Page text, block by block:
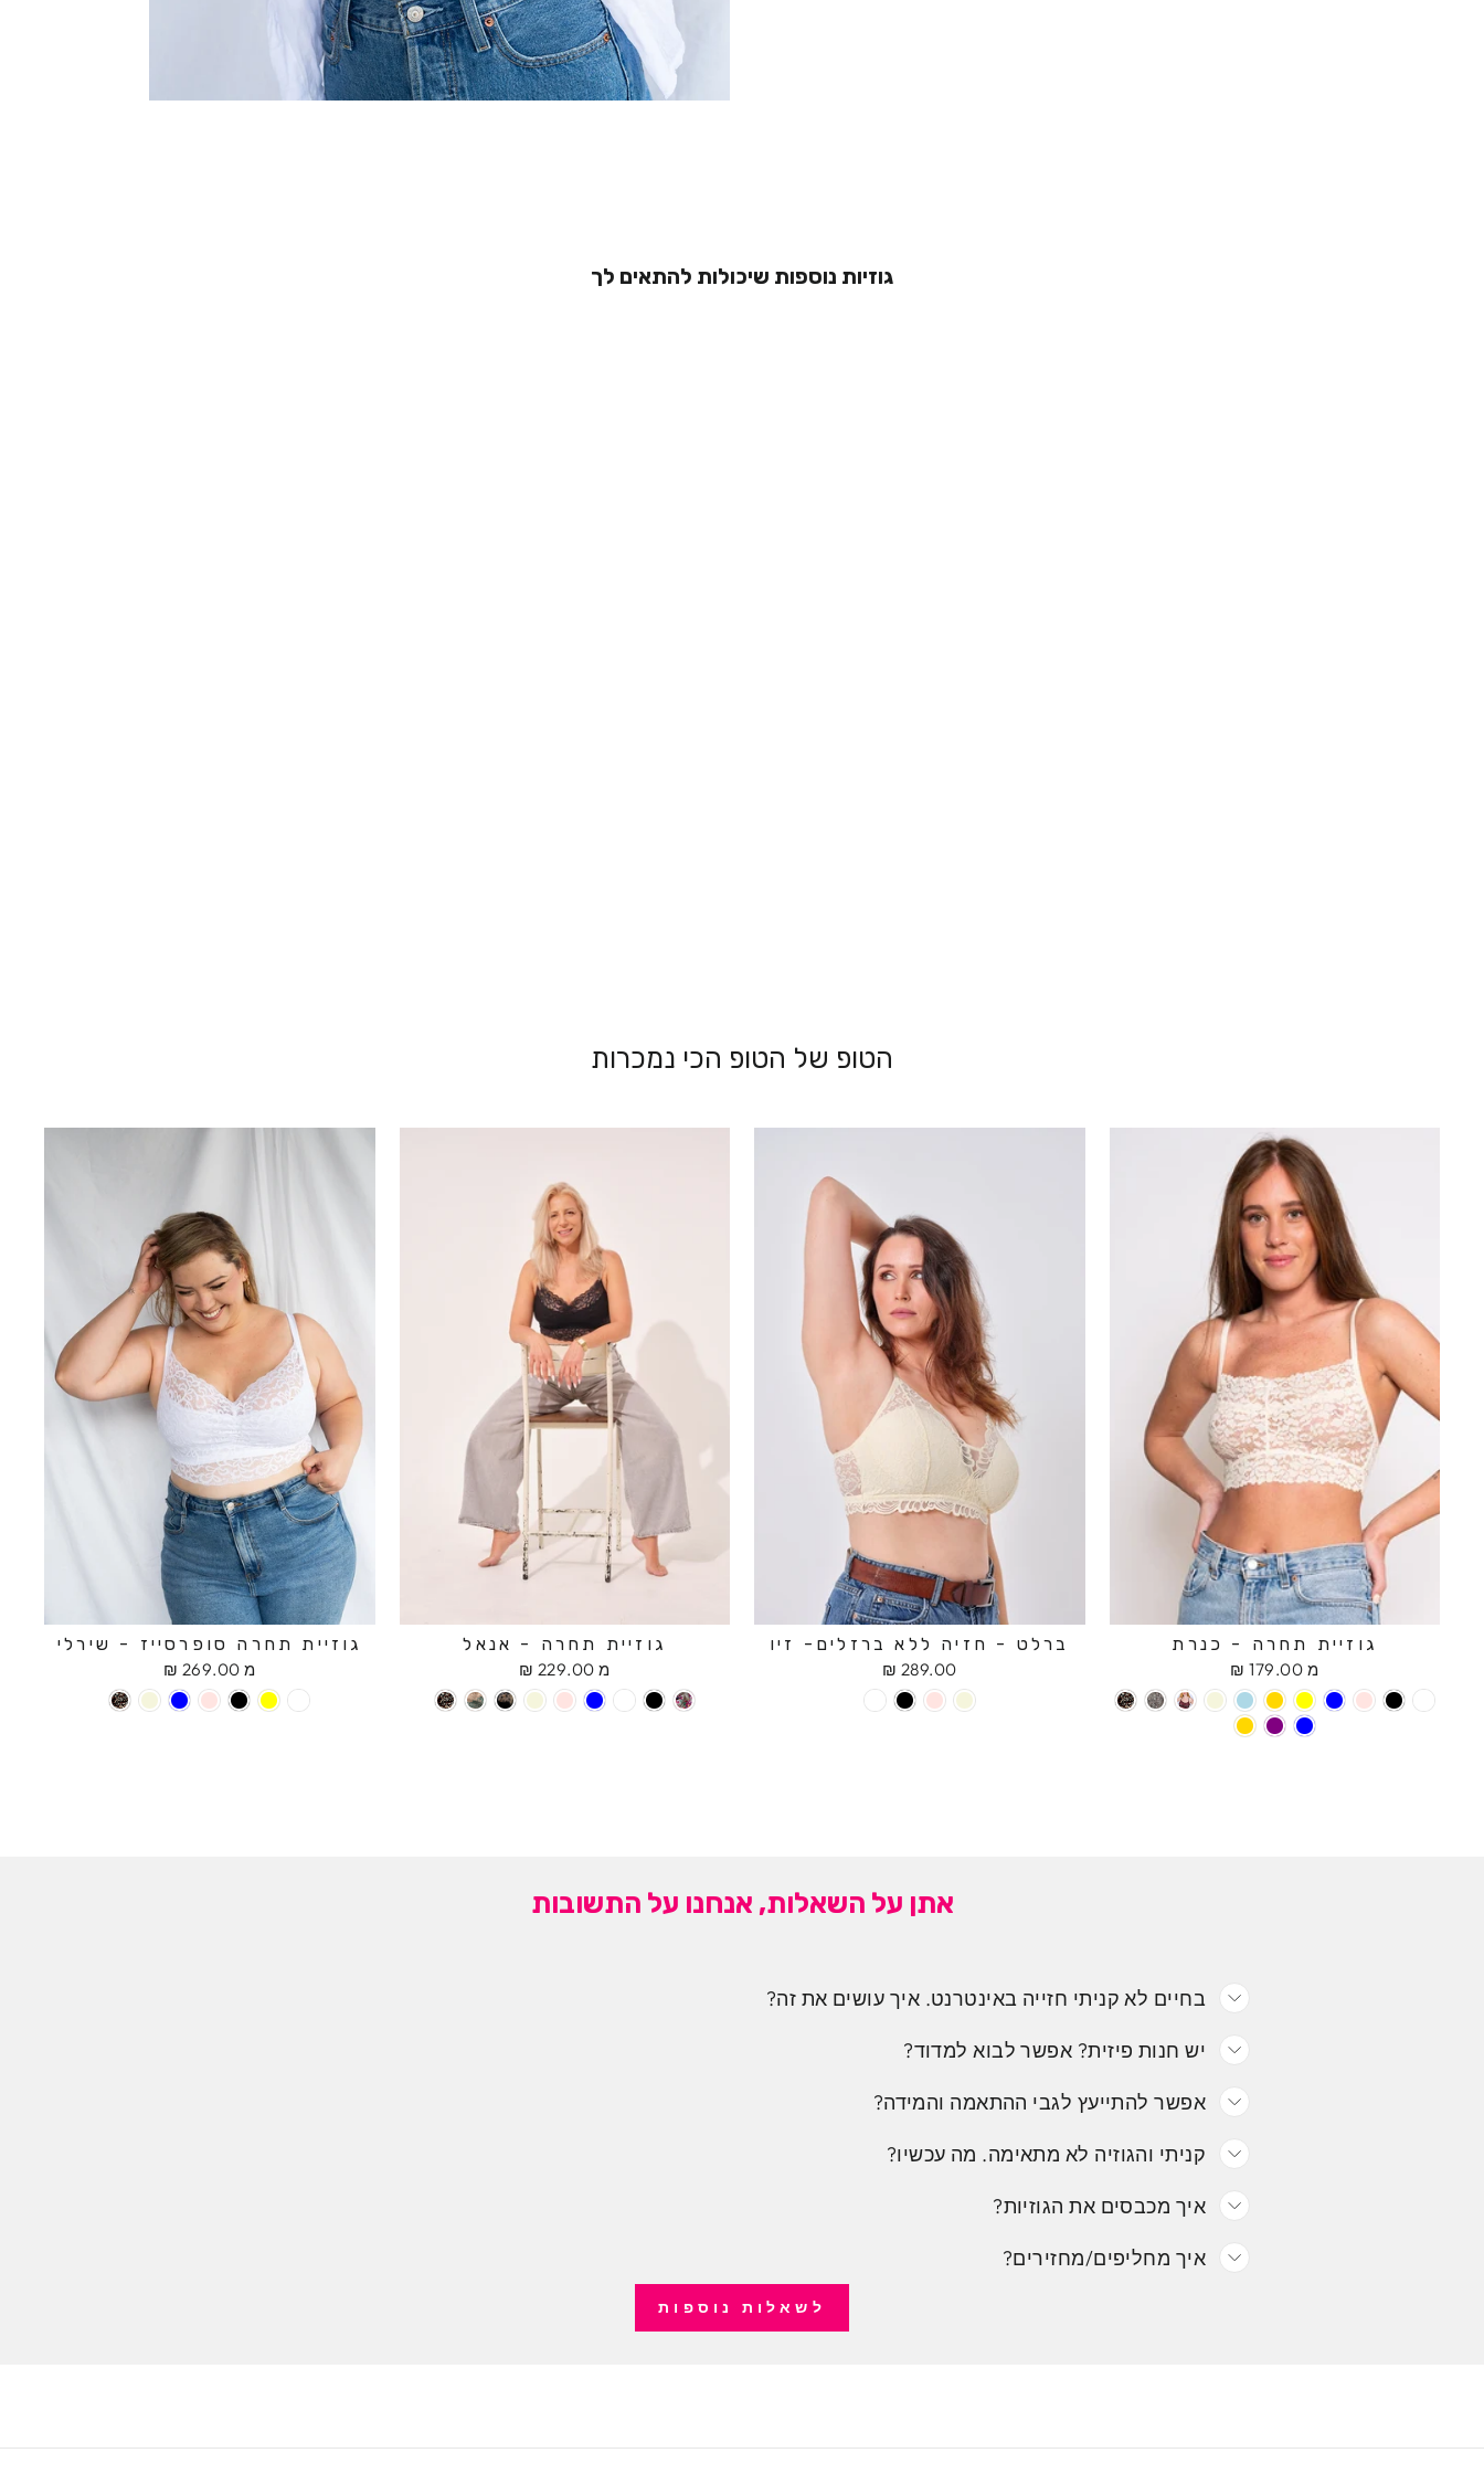
גוזיות נוספות שיכולות להתאים לך
הטופ של הטופ הכי נמכרות
גוזיית תחרה סופרסייז - שירלי
מ 269.00 ₪
גוזיית תחרה - אנאל
מ 229.00 ₪
ברלט - חזיה ללא ברזלים- זיו
289.00 ₪
גוזיית תחרה - כנרת
מ 179.00 ₪
אתן על השאלות, אנחנו על התשובות
בחיים לא קניתי חזייה באינטרנט. איך עושים את זה?
יש חנות פיזית? אפשר לבוא למדוד?
אפשר להתייעץ לגבי ההתאמה והמידה?
קניתי והגוזיה לא מתאימה. מה עכשיו?
איך מכבסים את הגוזיות?
איך מחליפים/מחזירים?
לשאלות נוספות